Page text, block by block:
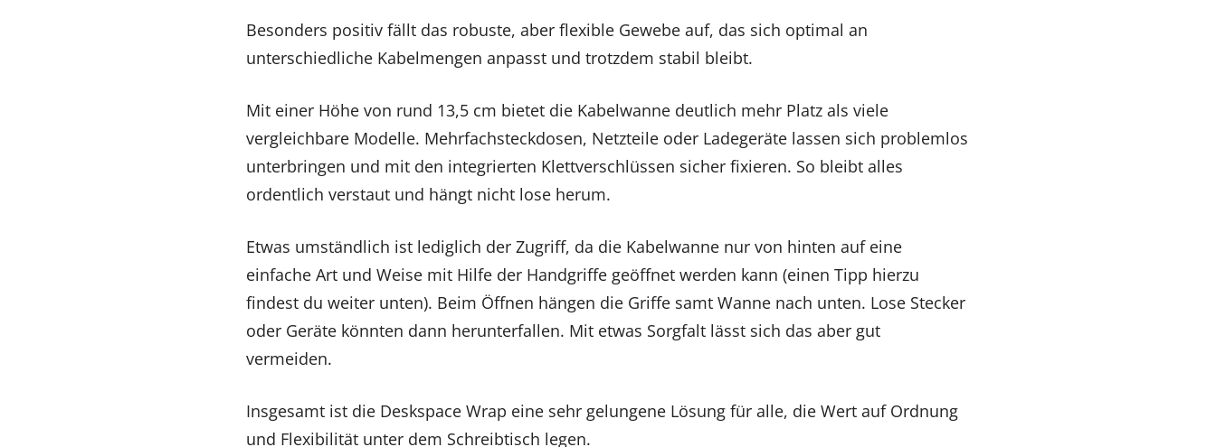
Besonders positiv fällt das robuste, aber flexible Gewebe auf, das sich optimal an
unterschiedliche Kabelmengen anpasst und trotzdem stabil bleibt.
Mit einer Höhe von rund 13,5 cm bietet die Kabelwanne deutlich mehr Platz als viele
vergleichbare Modelle. Mehrfachsteckdosen, Netzteile oder Ladegeräte lassen sich problemlos
unterbringen und mit den integrierten Klettverschlüssen sicher fixieren. So bleibt alles
ordentlich verstaut und hängt nicht lose herum.
Etwas umständlich ist lediglich der Zugriff, da die Kabelwanne nur von hinten auf eine
einfache Art und Weise mit Hilfe der Handgriffe geöffnet werden kann (einen Tipp hierzu
findest du weiter unten). Beim Öffnen hängen die Griffe samt Wanne nach unten. Lose Stecker
oder Geräte könnten dann herunterfallen. Mit etwas Sorgfalt lässt sich das aber gut
vermeiden.
Insgesamt ist die Deskspace Wrap eine sehr gelungene Lösung für alle, die Wert auf Ordnung
und Flexibilität unter dem Schreibtisch legen.